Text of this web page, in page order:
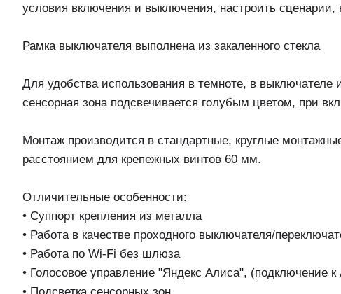
условия включения и выключения, настроить сценарии,
Рамка выключателя выполнена из закаленного стекла
Для удобства использования в темноте, в выключателе
сенсорная зона подсвечивается голубым цветом, при
Монтаж производится в стандартные, круглые
расстоянием для крепежных винтов 60 мм.
Отличительные особенности:
• Суппорт крепления из металла
• Работа в качестве проходного выключателя/
• Работа по Wi-Fi без шлюза
• Голосовое управление "Яндекс Алиса", (подключение